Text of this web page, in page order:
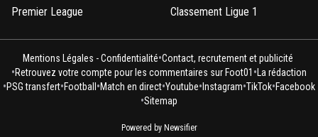
Premier League
Classement Ligue 1
Mentions Légales - Confidentialité•Contact, recrutement et publicité
•Retrouvez votre compte pour les commentaires sur Foot01 •La rédaction
•PSG transfert•Football •Match en direct•Youtube• Instagram•TikTok•Facebook
•Sitemap
Powered by Newsifier